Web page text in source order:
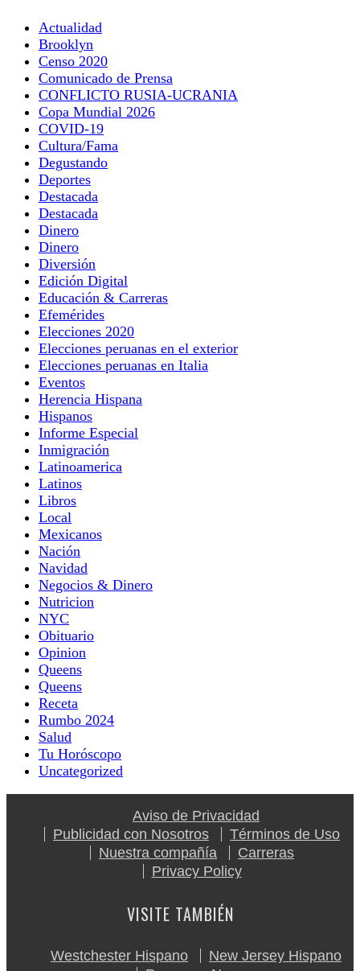
Actualidad
Brooklyn
Censo 2020
Comunicado de Prensa
CONFLICTO RUSIA-UCRANIA
Copa Mundial 2026
COVID-19
Cultura/Fama
Degustando
Deportes
Destacada
Destacada
Dinero
Dinero
Diversión
Edición Digital
Educación & Carreras
Efemérides
Elecciones 2020
Elecciones peruanas en el exterior
Elecciones peruanas en Italia
Eventos
Herencia Hispana
Hispanos
Informe Especial
Inmigración
Latinoamerica
Latinos
Libros
Local
Mexicanos
Nación
Navidad
Negocios & Dinero
Nutricion
NYC
Obituario
Opinion
Queens
Queens
Receta
Rumbo 2024
Salud
Tu Horóscopo
Uncategorized
Aviso de Privacidad
Publicidad con Nosotros
Términos de Uso
Nuestra compañía
Carreras
Privacy Policy
VISITE TAMBIÉN
Westchester Hispano
New Jersey Hispano